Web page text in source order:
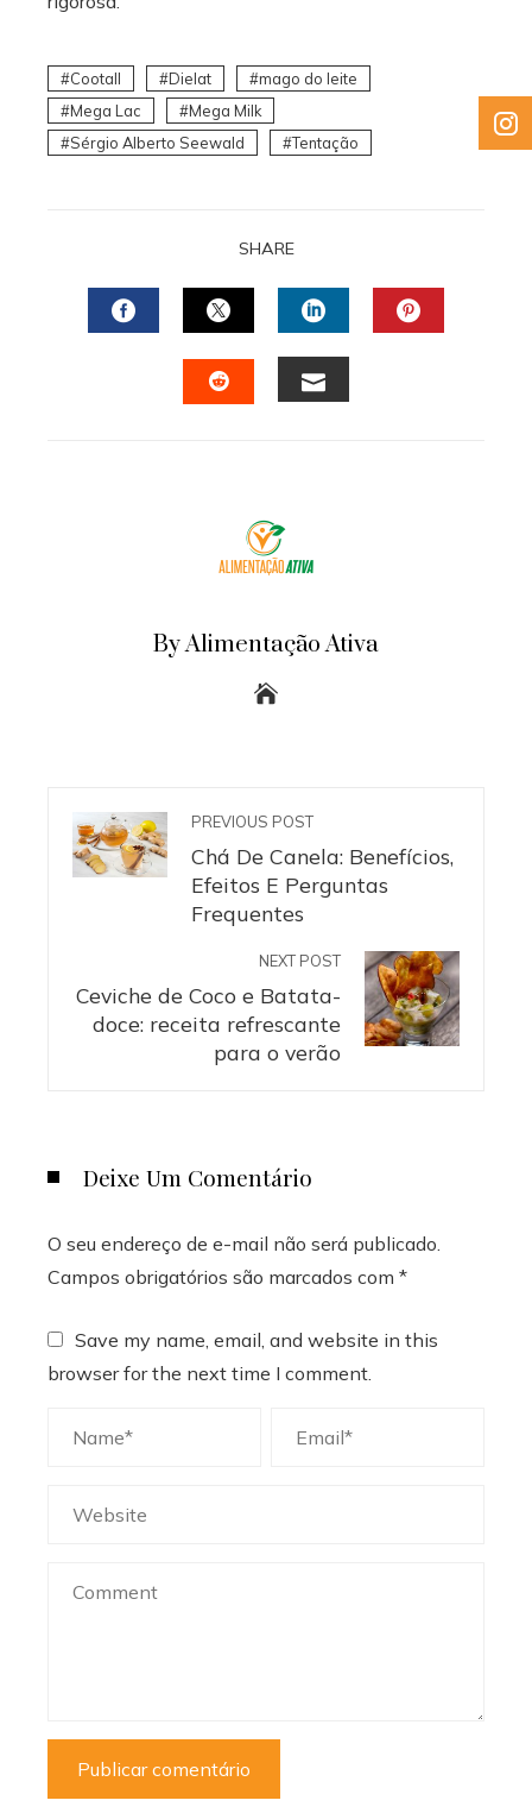
Cootall Dielat
mago do leite
Mega Lac
Mega Milk
Sérgio Alberto Seewald
Tentação
SHARE
FACEBOOKTWITTERLINKEDIN
By Alimentação Ativa
PREVIOUS POST
Chá De Canela: Benefícios,
Efeitos E Perguntas
Frequentes
NEXT POST
Ceviche de Coco e Batata-
doce: receita refrescante
para o verão
Deixe Um Comentário
O seu endereço de e-mail não será publicado.
Campos obrigatórios são marcados com *
Save my name, email, and website in this
browser for the next time I comment.